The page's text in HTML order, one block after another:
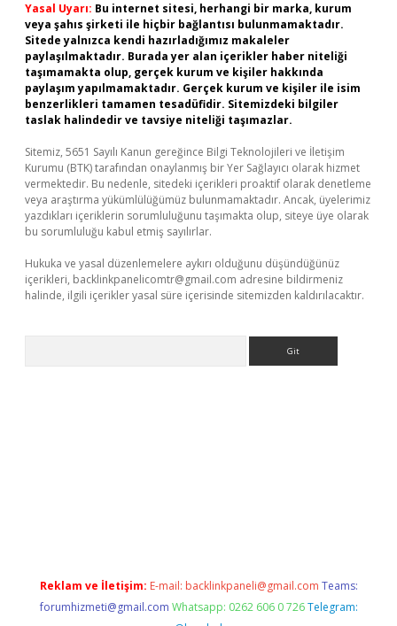
Yasal Uyarı: Bu internet sitesi, herhangi bir marka, kurum
veya şahıs şirketi ile hiçbir bağlantısı bulunmamaktadır.
Sitede yalnızca kendi hazırladığımız makaleler
paylaşılmaktadır. Burada yer alan içerikler haber niteliği
taşımamakta olup, gerçek kurum ve kişiler hakkında
paylaşım yapılmamaktadır. Gerçek kurum ve kişiler ile isim
benzerlikleri tamamen tesadüfidir. Sitemizdeki bilgiler
taslak halindedir ve tavsiye niteliği taşımazlar.
Sitemiz, 5651 Sayılı Kanun gereğince Bilgi Teknolojileri ve İletişim
Kurumu (BTK) tarafından onaylanmış bir Yer Sağlayıcı olarak hizmet
vermektedir. Bu nedenle, sitedeki içerikleri proaktif olarak denetleme
veya araştırma yükümlülüğümüz bulunmamaktadır. Ancak, üyelerimiz
yazdıkları içeriklerin sorumluluğunu taşımakta olup, siteye üye olarak
bu sorumluluğu kabul etmiş sayılırlar.
Hukuka ve yasal düzenlemelere aykırı olduğunu düşündüğünüz
içerikleri, backlinkpanelicomtr@gmail.com adresine bildirmeniz
halinde, ilgili içerikler yasal süre içerisinde sitemizden kaldırılacaktır.
Reklam ve İletişim: E-mail: backlinkpaneli@gmail.com Teams:
forumhizmeti@gmail.com Whatsapp: 0262 606 0 726 Telegram: